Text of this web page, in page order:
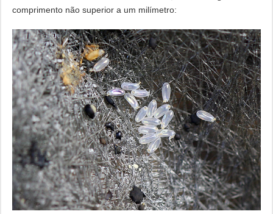
comprimento não superior a um milímetro: